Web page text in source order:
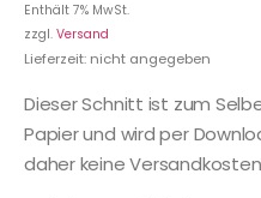
Enthält 7% MwSt.
zzgl. Versand
Lieferzeit: nicht angegeben
Dieser Schnitt ist zum
Papier und wird per
daher keine